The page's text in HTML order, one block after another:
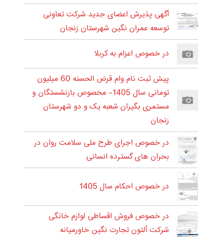
آگهی پذیرش اعضای جدید شرکت تعاونی
توسعه عمران نگین شهرستان زنجان
در خصوص اعزام به کربلا
پیش ثبت نام وام قرض الحسنه 60 میلیون
تومانی سال 1405- مخصوص بازنشستگان و
مستمری بگیران شعبه یک و دو شهرستان
زنجان
در خصوص اجرای طرح ملی سلامت روان در
بحران های گسترده انسانی
در خصوص احکام سال 1405
در خصوص فروش اقساطی لوازم خانگی
شرکت آلتون تجارت نگین خاورمیانه